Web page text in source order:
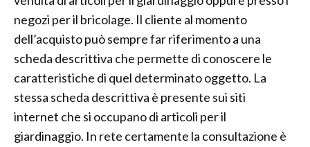
negozi per il bricolage. Il cliente al momento
dell’acquisto può sempre far riferimento a una
scheda descrittiva che permette di conoscere le
caratteristiche di quel determinato oggetto. La
stessa scheda descrittiva è presente sui siti
internet che si occupano di articoli per il
giardinaggio. In rete certamente la consultazione è